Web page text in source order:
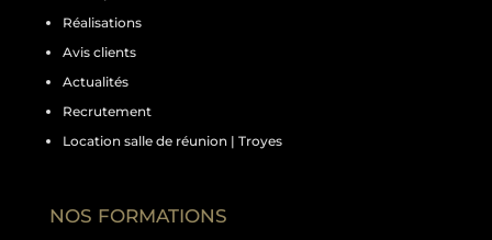
Réalisations
Avis clients
Actualités
Recrutement
Location salle de réunion | Troyes
NOS FORMATIONS